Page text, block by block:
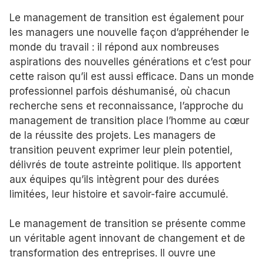
Le management de transition est également pour
les managers une nouvelle façon d’appréhender le
monde du travail : il répond aux nombreuses
aspirations des nouvelles générations et c’est pour
cette raison qu’il est aussi efficace. Dans un monde
professionnel parfois déshumanisé, où chacun
recherche sens et reconnaissance, l’approche du
management de transition place l’homme au cœur
de la réussite des projets. Les managers de
transition peuvent exprimer leur plein potentiel,
délivrés de toute astreinte politique. Ils apportent
aux équipes qu’ils intègrent pour des durées
limitées, leur histoire et savoir-faire accumulé.
Le management de transition se présente comme
un véritable agent innovant de changement et de
transformation des entreprises. Il ouvre une